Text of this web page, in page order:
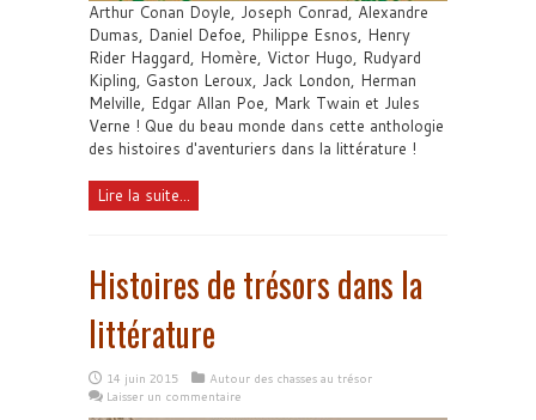
Arthur Conan Doyle, Joseph Conrad, Alexandre
Dumas, Daniel Defoe, Philippe Esnos, Henry
Rider Haggard, Homère, Victor Hugo, Rudyard
Kipling, Gaston Leroux, Jack London, Herman
Melville, Edgar Allan Poe, Mark Twain et Jules
Verne ! Que du beau monde dans cette anthologie
des histoires d'aventuriers dans la littérature !
Lire la suite...
Histoires de trésors dans la
littérature
14 juin 2015
Autour des chasses au trésor
Laisser un commentaire